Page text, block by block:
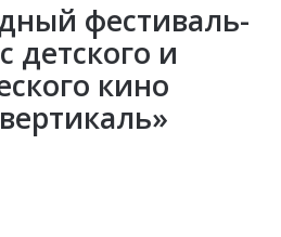
фестиваль-
детского и
кино